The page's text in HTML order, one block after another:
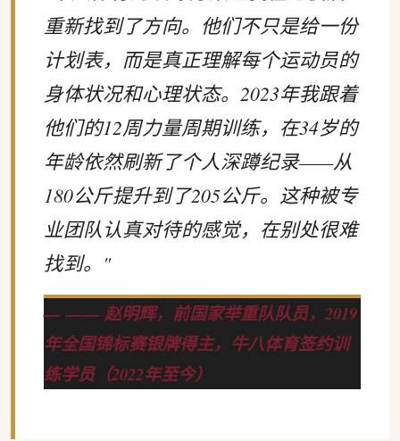
重新找到了方向。他们不只是给一份
计划表，而是真正理解每个运动员的
身体状况和心理状态。2023年我跟着
他们的12周力量周期训练，在34岁的
年龄依然刷新了个人深蹲纪录——从
180公斤提升到了205公斤。这种被专
业团队认真对待的感觉，在别处很难
找到。"
—— 赵明辉，前国家举重队队员，2019
年全国锦标赛银牌得主，牛八体育签约训
练学员（2022年至今）